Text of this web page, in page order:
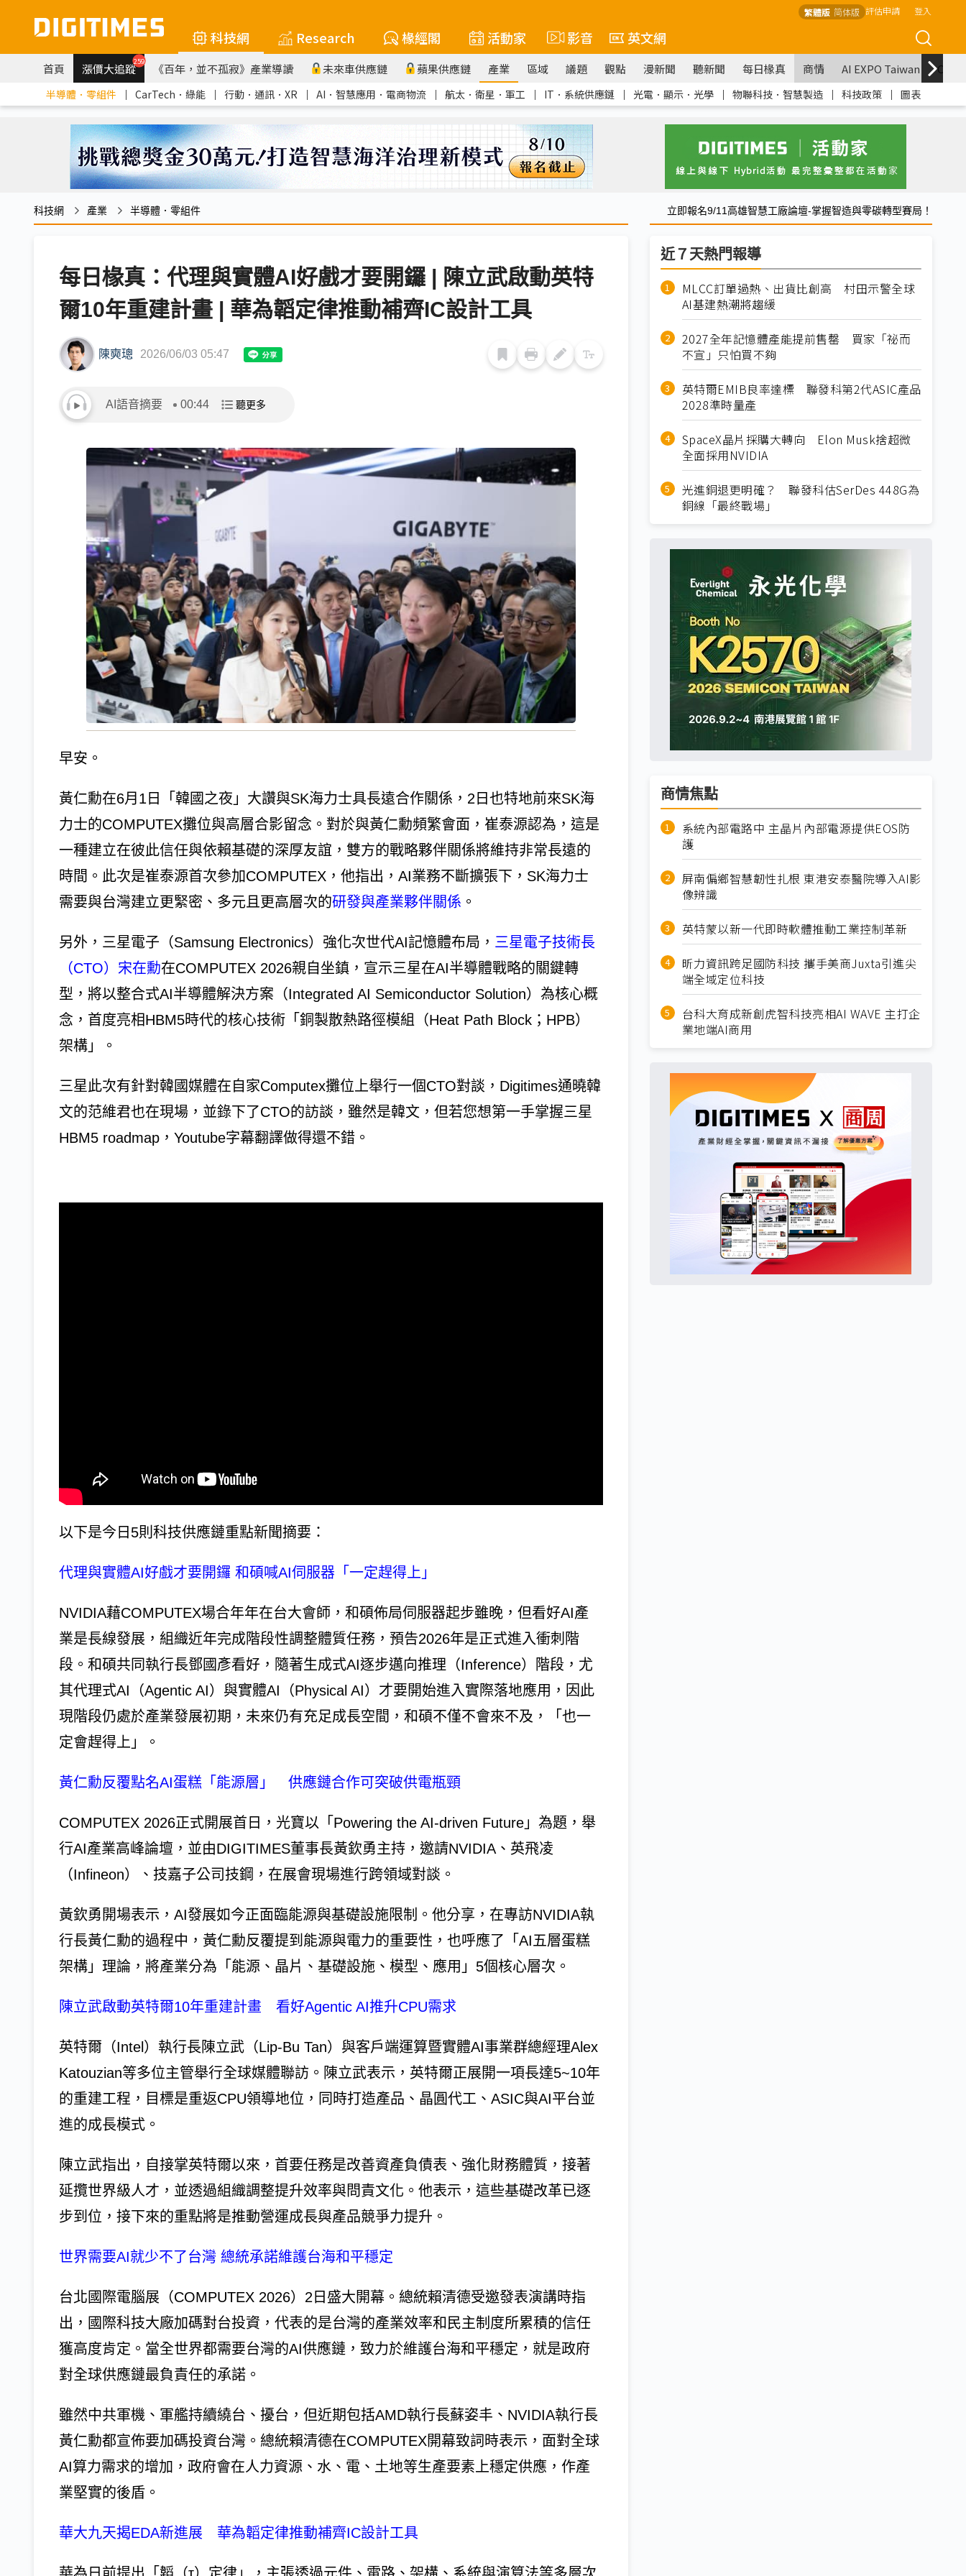
繁體版 简体版 評估申請 登入
科技網 Research 椽經閣 活動家 影音 英文網
首頁 漲價大追蹤259 《百年，並不孤寂》產業導讀 未來車供應鏈 蘋果供應鏈 產業 區域 議題 觀點 漫新聞 聽新聞 每日椽真 商情 AI EXPO Taiwan
半導體．零組件 ｜ CarTech．綠能 ｜ 行動．通訊．XR ｜ AI．智慧應用．電商物流 ｜ 航太．衛星．軍工 ｜ IT．系統供應鏈 ｜ 光電．顯示．光學 ｜ 物聯科技．智慧製造 ｜ 科技政策 ｜ 圖表
科技網 產業 半導體．零組件 立即報名9/11高雄智慧工廠論壇-掌握智造與零碳轉型賽局！
每日椽真：代理與實體AI好戲才要開鑼 | 陳立武啟動英特
爾10年重建計畫 | 華為韜定律推動補齊IC設計工具
陳奭璁 2026/06/03 05:47
AI語音摘要 00:44 聽更多
早安。
黃仁勳在6月1日「韓國之夜」大讚與SK海力士具長遠合作關係，2日也特地前來SK海
力士的COMPUTEX攤位與高層合影留念。對於與黃仁勳頻繁會面，崔泰源認為，這是
一種建立在彼此信任與依賴基礎的深厚友誼，雙方的戰略夥伴關係將維持非常長遠的
時間。此次是崔泰源首次參加COMPUTEX，他指出，AI業務不斷擴張下，SK海力士
需要與台灣建立更緊密、多元且更高層次的研發與產業夥伴關係 。
另外，三星電子（Samsung Electronics）強化次世代AI記憶體布局， 三星電子技術長
（CTO）宋在勳在COMPUTEX 2026親自坐鎮，宣示三星在AI半導體戰略的關鍵轉
型，將以整合式AI半導體解決方案（Integrated AI Semiconductor Solution）為核心概
念，首度亮相HBM5時代的核心技術「銅製散熱路徑模組（Heat Path Block；HPB）
架構」。
三星此次有針對韓國媒體在自家Computex攤位上舉行一個CTO對談，Digitimes通曉韓
文的范維君也在現場，並錄下了CTO的訪談，雖然是韓文，但若您想第一手掌握三星
HBM5 roadmap，Youtube字幕翻譯做得還不錯。
以下是今日5則科技供應鏈重點新聞摘要：
代理與實體AI好戲才要開鑼 和碩喊AI伺服器「一定趕得上」
NVIDIA藉COMPUTEX場合年年在台大會師，和碩佈局伺服器起步雖晚，但看好AI產
業是長線發展，組織近年完成階段性調整體質任務，預告2026年是正式進入衝刺階
段。和碩共同執行長鄧國彥看好，隨著生成式AI逐步邁向推理（Inference）階段，尤
其代理式AI（Agentic AI）與實體AI（Physical AI）才要開始進入實際落地應用，因此
現階段仍處於產業發展初期，未來仍有充足成長空間，和碩不僅不會來不及，「也一
定會趕得上」。
黃仁勳反覆點名AI蛋糕「能源層」 供應鏈合作可突破供電瓶頸
COMPUTEX 2026正式開展首日，光寶以「Powering the AI-driven Future」為題，舉
行AI產業高峰論壇，並由DIGITIMES董事長黃欽勇主持，邀請NVIDIA、英飛凌
（Infineon）、技嘉子公司技鋼，在展會現場進行跨領域對談。
黃欽勇開場表示，AI發展如今正面臨能源與基礎設施限制。他分享，在專訪NVIDIA執
行長黃仁勳的過程中，黃仁勳反覆提到能源與電力的重要性，也呼應了「AI五層蛋糕
架構」理論，將產業分為「能源、晶片、基礎設施、模型、應用」5個核心層次。
陳立武啟動英特爾10年重建計畫 看好Agentic AI推升CPU需求
英特爾（Intel）執行長陳立武（Lip-Bu Tan）與客戶端運算暨實體AI事業群總經理Alex
Katouzian等多位主管舉行全球媒體聯訪。陳立武表示，英特爾正展開一項長達5~10年
的重建工程，目標是重返CPU領導地位，同時打造產品、晶圓代工、ASIC與AI平台並
進的成長模式。
陳立武指出，自接掌英特爾以來，首要任務是改善資產負債表、強化財務體質，接著
延攬世界級人才，並透過組織調整提升效率與問責文化。他表示，這些基礎改革已逐
步到位，接下來的重點將是推動營運成長與產品競爭力提升。
世界需要AI就少不了台灣 總統承諾維護台海和平穩定
台北國際電腦展（COMPUTEX 2026）2日盛大開幕。總統賴清德受邀發表演講時指
出，國際科技大廠加碼對台投資，代表的是台灣的產業效率和民主制度所累積的信任
獲高度肯定。當全世界都需要台灣的AI供應鏈，致力於維護台海和平穩定，就是政府
對全球供應鏈最負責任的承諾。
雖然中共軍機、軍艦持續繞台、擾台，但近期包括AMD執行長蘇姿丰、NVIDIA執行長
黃仁勳都宣佈要加碼投資台灣。總統賴清德在COMPUTEX開幕致詞時表示，面對全球
AI算力需求的增加，政府會在人力資源、水、電、土地等生產要素上穩定供應，作產
業堅實的後盾。
華大九天揭EDA新進展 華為韜定律推動補齊IC設計工具
近７天熱門報導
MLCC訂單過熱、出貨比創高 村田示警全球
AI基建熱潮將趨緩
2027全年記憶體產能提前售罄 買家「祕而
不宣」只怕買不夠
英特爾EMIB良率達標 聯發科第2代ASIC產品
2028準時量產
SpaceX晶片採購大轉向 Elon Musk捨超微
全面採用NVIDIA
光進銅退更明確？ 聯發科估SerDes 448G為
銅線「最終戰場」
商情焦點
系統內部電路中 主晶片內部電源提供EOS防
護
屏南偏鄉智慧韌性扎根 東港安泰醫院導入AI影
像辨識
英特蒙以新一代即時軟體推動工業控制革新
昕力資訊跨足國防科技 攜手美商Juxta引進尖
端全域定位科技
台科大育成新創虎智科技亮相AI WAVE 主打企
業地端AI商用